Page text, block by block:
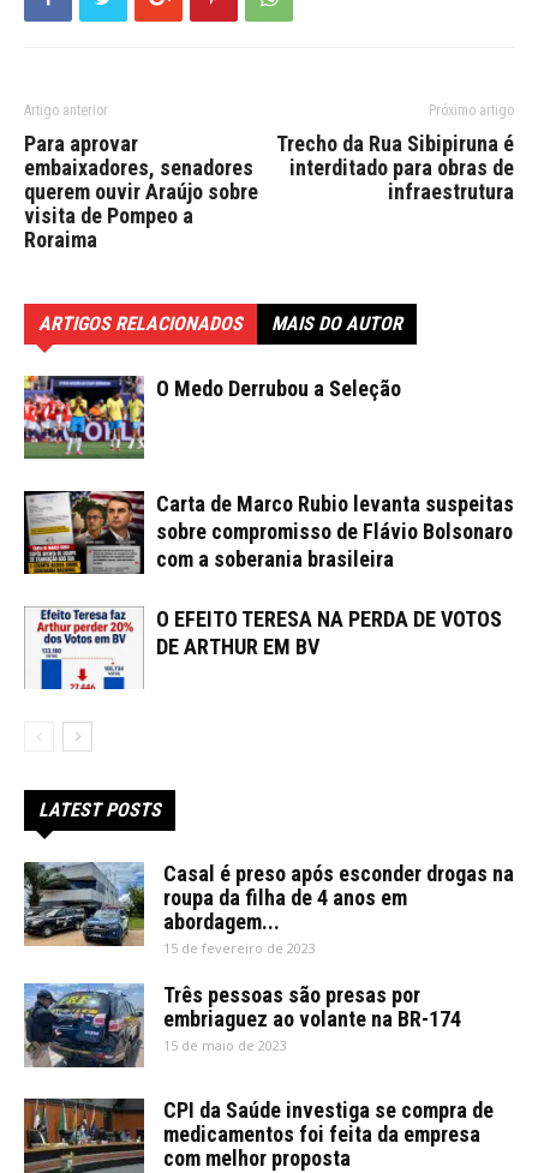
Artigo anterior
Para aprovar
embaixadores, senadores
querem ouvir Araújo sobre
visita de Pompeo a
Roraima
Próximo artigo
Trecho da Rua Sibipiruna é
interditado para obras de
infraestrutura
ARTIGOS RELACIONADOS MAIS DO AUTOR
O Medo Derrubou a Seleção
Carta de Marco Rubio levanta suspeitas
sobre compromisso de Flávio Bolsonaro
com a soberania brasileira
O EFEITO TERESA NA PERDA DE VOTOS
DE ARTHUR EM BV
LATEST POSTS
Casal é preso após esconder drogas na
roupa da filha de 4 anos em
abordagem...
15 de fevereiro de 2023
Três pessoas são presas por
embriaguez ao volante na BR-174
15 de maio de 2023
CPI da Saúde investiga se compra de
medicamentos foi feita da empresa
com melhor proposta